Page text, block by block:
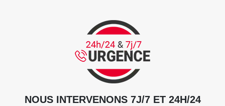
NOUS INTERVENONS 7J/7 ET 24H/24